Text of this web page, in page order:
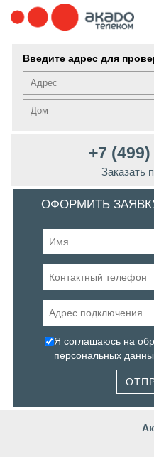
Введите адрес для
+7
Заказать
ОФОРМИТЬ
Я соглашаюсь на
персональных